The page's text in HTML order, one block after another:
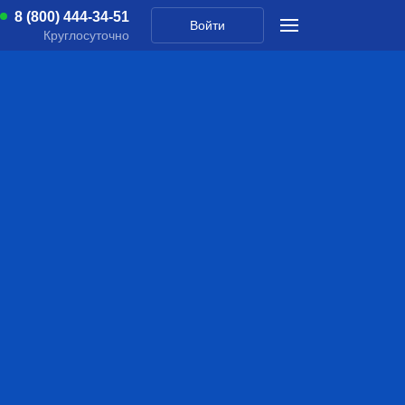
8 (800) 444-34-51
Круглосуточно
Войти